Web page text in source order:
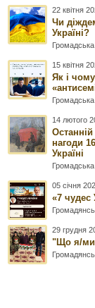
22 квітня
Чи
Україні?
15 квітня
Як і
14 лютого
нагоди
Україні
05 січня
«7 чудес
29 грудня
"Що я/ми